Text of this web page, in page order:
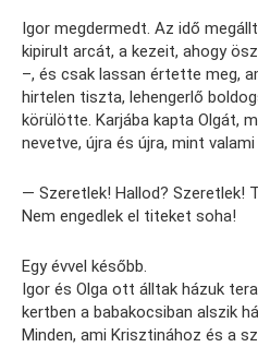
Igor megdermedt. Az idő
kipirult arcát, a kezeit, ahogy
–, és csak lassan értette meg,
hirtelen tiszta, lehengerlő
körülötte. Karjába kapta Olgát,
nevetve, újra és újra, mint
— Szeretlek! Hallod? Szeretlek!
Nem engedlek el titeket soha!
Egy évvel később.
Igor és Olga ott álltak házuk
kertben a babakocsiban alszik
Minden, ami Krisztinához és a